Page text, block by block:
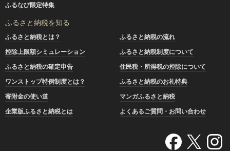
ふるなび限定特集
ふるさと納税を知る
ふるさと納税とは？
ふるさと納税の流れ
控除上限額シミュレーション
ふるさと納税制度について
ふるさと納税の確定申告
住民税・所得税の控除について
ワンストップ特例制度とは？
ふるさと納税のお礼特典
寄附金の使い道
マンガふるさと納税
企業版ふるさと納税とは
よくあるご質問・お問い合わせ